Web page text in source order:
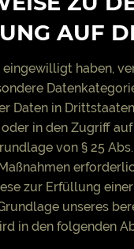
AUF
haben,
Daten in
in den Zugriff
von § 25
zur Erfüllung
unseres
in den folgenden